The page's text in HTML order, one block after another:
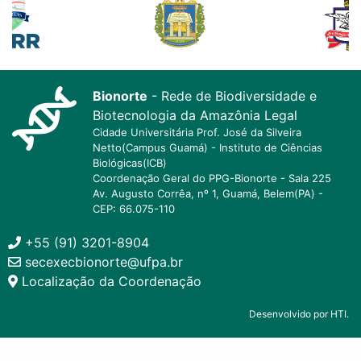
Bionorte - Rede de Biodiversidade e
Biotecnologia da Amazônia Legal
Cidade Universitária Prof. José da Silveira
Netto(Campus Guamá) - Instituto de Ciências
Biológicas(ICB)
Coordenação Geral do PPG-Bionorte - Sala 225
Av. Augusto Corrêa, nº 1, Guamá, Belem(PA) -
CEP: 66.075-110
+55 (91) 3201-8904
secexecbionorte@ufpa.br
Localização da Coordenação
Desenvolvido por HTI.